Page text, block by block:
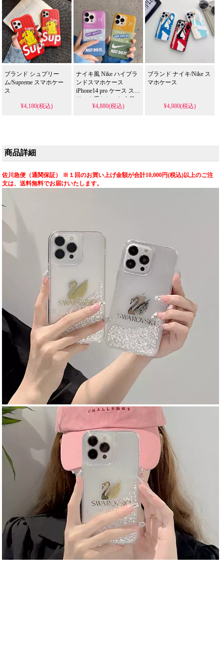
ブランド シュプリー
ム/Supreme スマホケー
ス
¥4,180(税込)
ナイキ風 Nike ハイブラ
ンドスマホケース
iPhone14 pro ケース スト
リート系おしゃれ人気
カップル向け 薄型軽量
¥4,880(税込)
ブランド ナイキ/Nike ス
マホケース
¥4,880(税込)
商品詳細
佐川急便（通関保証） ※１回のお買い上げ金額が合計10,000円(税込)以上のご注
文は、送料無料でお届けいたします。